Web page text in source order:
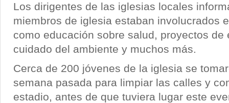
Los dirigentes de las iglesias locales
miembros de iglesia estaban involucrados
como educación sobre salud, proyectos de
cuidado del ambiente y muchos más.
Cerca de 200 jóvenes de la iglesia se
semana pasada para limpiar las calles y
estadio, antes de que tuviera lugar este